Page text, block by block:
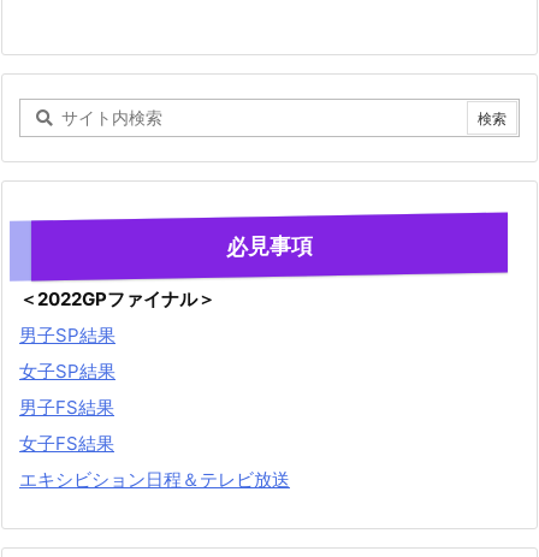
必見事項
＜2022GPファイナル＞
男子SP結果
女子SP結果
男子FS結果
女子FS結果
エキシビション日程＆テレビ放送